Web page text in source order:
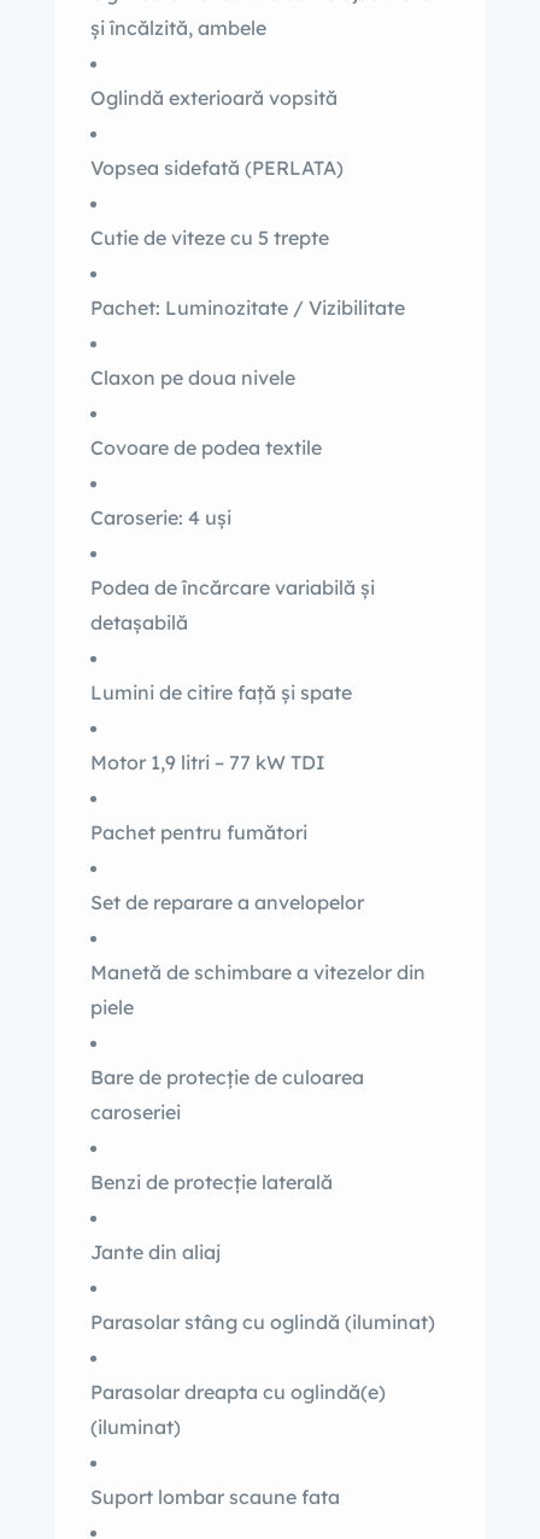
și încălzită, ambele
Oglindă exterioară vopsită
Vopsea sidefată (PERLATA)
Cutie de viteze cu 5 trepte
Pachet: Luminozitate / Vizibilitate
Claxon pe doua nivele
Covoare de podea textile
Caroserie: 4 uși
Podea de încărcare variabilă și
detașabilă
Lumini de citire față și spate
Motor 1,9 litri – 77 kW TDI
Pachet pentru fumători
Set de reparare a anvelopelor
Manetă de schimbare a vitezelor din
piele
Bare de protecție de culoarea
caroseriei
Benzi de protecție laterală
Jante din aliaj
Parasolar stâng cu oglindă (iluminat)
Parasolar dreapta cu oglindă(e)
(iluminat)
Suport lombar scaune fata